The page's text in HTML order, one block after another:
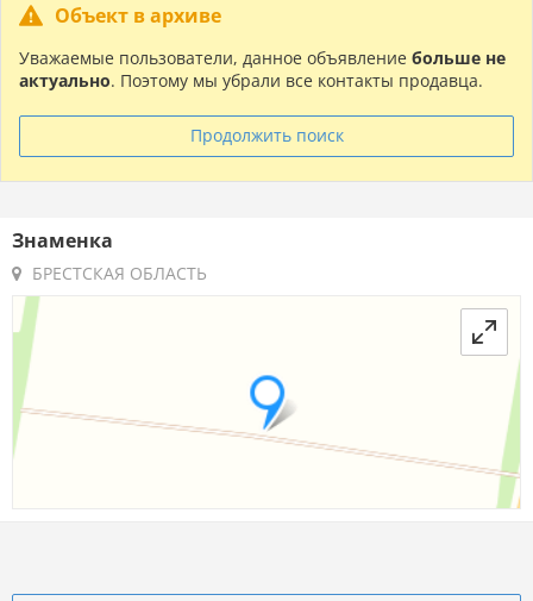
Объект в архиве
Уважаемые пользователи, данное объявление больше не
актуально. Поэтому мы убрали все контакты продавца.
Продолжить поиск
Знаменка
БРЕСТСКАЯ ОБЛАСТЬ